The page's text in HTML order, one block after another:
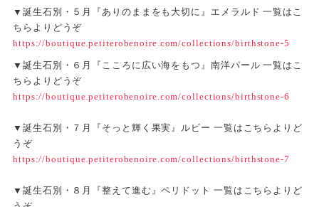
▼誕生石別・５月『ありのままをも大切に』エメラルド 一覧はこ
ちらよりどうぞ
https://boutique.petiterobenoire.com/collections/birthstone-5
▼誕生石別・６月『こころに広い海をもつ』南洋パール 一覧はこ
ちらよりどうぞ
https://boutique.petiterobenoire.com/collections/birthstone-6
▼誕生石別・７月『そっと輝く果実』ルビー 一覧はこちらよりど
うぞ
https://boutique.petiterobenoire.com/collections/birthstone-7
▼誕生石別・８月『整えて進む』ペリドット 一覧はこちらよりど